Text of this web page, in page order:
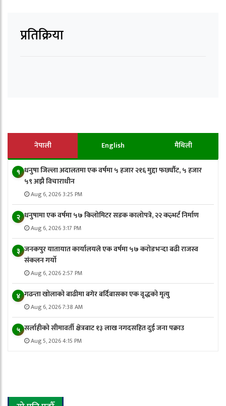
प्रतिक्रिया
नेपाली English मैथिली
१ धनुषा जिल्ला अदालतमा एक वर्षमा ५ हजार २१६ मुद्दा फर्छ्यौट, ५ हजार
५९ अझै विचाराधीन
Aug 6, 2026 3:25 PM
२ धनुषामा एक वर्षमा ५७ किलोमिटर सडक कालोपत्रे, २२ कल्भर्ट निर्माण
Aug 6, 2026 3:17 PM
३ जनकपुर यातायात कार्यालयले एक वर्षमा ५७ करोडभन्दा बढी राजस्व
संकलन गर्याे
Aug 6, 2026 2:57 PM
४ गढन्ता खोलाको बाढीमा बगेर बर्दिबासका एक वृद्धको मृत्यु
Aug 6, 2026 7:38 AM
५ सर्लाहीको सीमावर्ती क्षेत्रबाट १३ लाख नगदसहित दुई जना पक्राउ
Aug 5, 2026 4:15 PM